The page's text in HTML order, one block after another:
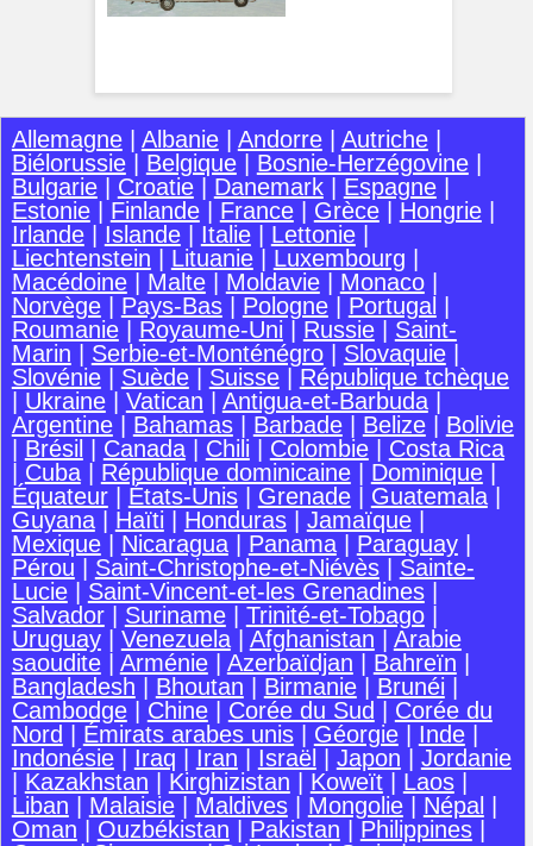
Allemagne| Albanie| Andorre| Autriche|
Biélorussie| Belgique| Bosnie-Herzégovine|
Bulgarie| Croatie| Danemark| Espagne|
Estonie| Finlande| France| Grèce| Hongrie|
Irlande| Islande| Italie| Lettonie|
Liechtenstein
Lituanie| Luxembourg
Macédoine| Malte| Moldavie| Monaco|
Norvège| Pays-Bas| Pologne| Portugal
Roumanie| Royaume-Uni Russie| Saint-
Marin
Serbie-et-Monténégro| Slovaquie|
Slovénie| Suède| Suisse| République tchèque
Ukraine| Vatican Antigua-et-Barbuda|
Argentine| Bahamas| Barbade| Belize| Bolivie
Brésil Canada| Chili Colombie| Costa Rica
Cuba| République dominicaine| Dominique|
Équateur| États-Unis| Grenade| Guatemala|
Guyana| Haïti Honduras| Jamaïque|
Mexique| Nicaragua| Panama| Paraguay|
Pérou
Saint-Christophe-et-Niévès| Sainte-
Lucie| Saint-Vincent-et-les Grenadines|
Salvador| Suriname| Trinité-et-Tobago|
Uruguay| Venezuela| Afghanistan
Arabie
saoudite| Arménie| Azerbaïdjan Bahreïn
Bangladesh
Bhoutan Birmanie| Brunéi
Cambodge| Chine| Corée du Sud
Corée du
Nord
Émirats arabes unis| Géorgie| Inde|
Indonésie| Iraq Iran Israël Japon
Jordanie
Kazakhstan Kirghizistan Koweït| Laos|
Liban
Malaisie| Maldives| Mongolie| Népal
Oman
Ouzbékistan Pakistan Philippines|